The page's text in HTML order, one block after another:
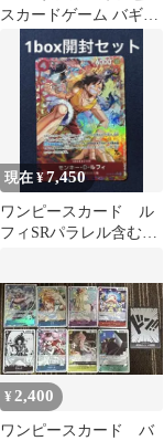
スカードゲーム バギー
とおまけ✴︎
現在 ¥7,450
ワンピースカード ル
フィSRパラレル含む
¥ 2,400
ワンピースカード バ